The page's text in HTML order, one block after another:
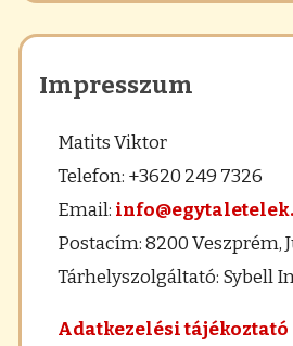
Impresszum
Matits Viktor
Telefon: +3620 249 7326
Email:
Postacím: 8200 Veszprém,
Tárhelyszolgáltató: Sybell
Adatkezelési tájékoztató